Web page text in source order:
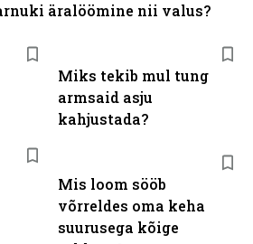
Miks tekib mul tung
armsaid asju
kahjustada?
Mis loom sööb
võrreldes oma keha
suurusega kõige
äralöömine nii valus?